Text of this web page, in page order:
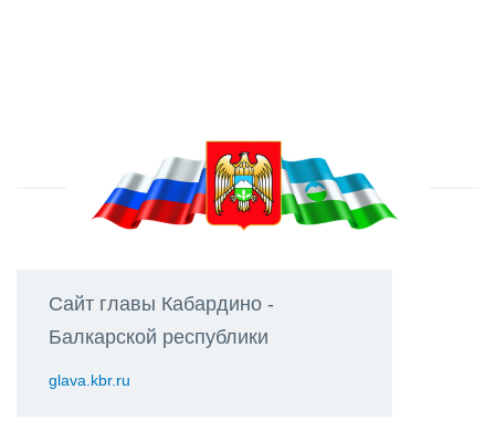
Сайт главы Кабардино -
Балкарской республики
glava.kbr.ru